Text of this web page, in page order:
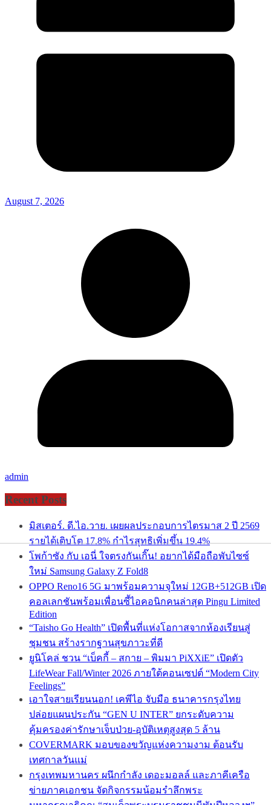
August 7, 2026
admin
Recent Posts
มิสเตอร์. ดี.ไอ.วาย. เผยผลประกอบการไตรมาส 2 ปี 2569
รายได้เติบโต 17.8% กำไรสุทธิเพิ่มขึ้น 19.4%
โพก้าซัง กับ เอนี่ ใจตรงกันเกิ๊น! อยากได้มือถือพับไซซ์
ใหม่ Samsung Galaxy Z Fold8
OPPO Reno16 5G มาพร้อมความจุใหม่ 12GB+512GB เปิด
คอลเลกชันพร้อมเพื่อนซี้ไอคอนิกคนล่าสุด Pingu Limited
Edition
“Taisho Go Health” เปิดพื้นที่แห่งโอกาสจากห้องเรียนสู่
ชุมชน สร้างรากฐานสุขภาวะที่ดี
ยูนิโคล่ ชวน “เบ็คกี้ – สกาย – พิมมา PiXXiE” เปิดตัว
LifeWear Fall/Winter 2026 ภายใต้คอนเซปต์ “Modern City
Feelings”
เอาใจสายเรียนนอก! เคพีไอ จับมือ ธนาคารกรุงไทย
ปล่อยแผนประกัน “GEN U INTER” ยกระดับความ
คุ้มครองค่ารักษาเจ็บป่วย-อุบัติเหตุสูงสุด 5 ล้าน
COVERMARK มอบของขวัญแห่งความงาม ต้อนรับ
เทศกาลวันแม่
กรุงเทพมหานคร ผนึกกำลัง เดอะมอลล์ และภาคีเครือ
ข่ายภาคเอกชน จัดกิจกรรมน้อมรำลึกพระ